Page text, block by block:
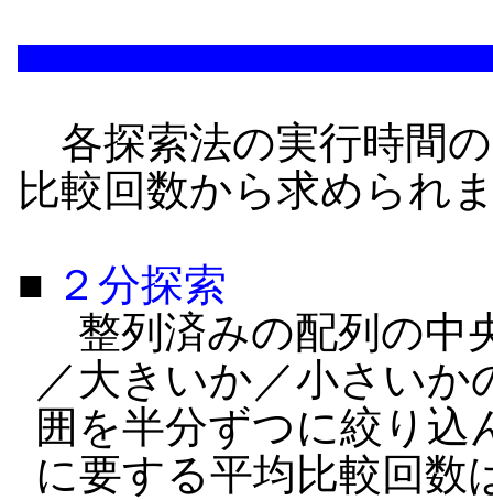
各探索法の実行時間
比較回数から求められ
■ ２分探索
整列済みの配列の中
／大きいか／小さい
囲を半分ずつに絞り
に要する平均比較回数